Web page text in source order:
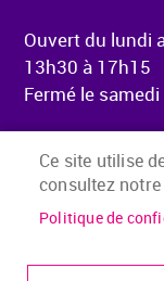
Ouvert du lundi
13h30 à 17h15
Fermé le samedi
Menu Pied
Accueil
Mentions légales
Ce site utilise
consultez
Politique de